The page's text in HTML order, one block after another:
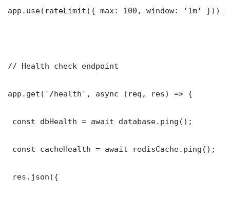
app.use(rateLimit({ max: 100, window: '1m' }));
// Health check endpoint
app.get('/health', async (req, res) => {
const dbHealth = await database.ping();
const cacheHealth = await redisCache.ping();
res.json({